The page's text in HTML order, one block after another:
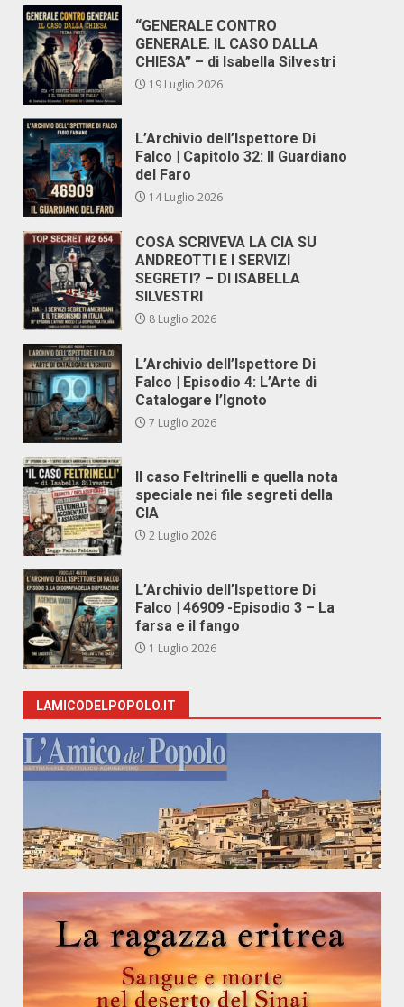
“GENERALE CONTRO
GENERALE. IL CASO DALLA
CHIESA” – di Isabella Silvestri
19 Luglio 2026
L’Archivio dell’Ispettore Di
Falco | Capitolo 32: Il Guardiano
del Faro
14 Luglio 2026
COSA SCRIVEVA LA CIA SU
ANDREOTTI E I SERVIZI
SEGRETI? – DI ISABELLA
SILVESTRI
8 Luglio 2026
L’Archivio dell’Ispettore Di
Falco | Episodio 4: L’Arte di
Catalogare l’Ignoto
7 Luglio 2026
Il caso Feltrinelli e quella nota
speciale nei file segreti della
CIA
2 Luglio 2026
L’Archivio dell’Ispettore Di
Falco | 46909 -Episodio 3 – La
farsa e il fango
1 Luglio 2026
LAMICODELPOPOLO.IT